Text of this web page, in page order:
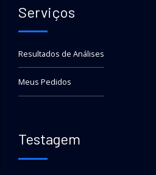
Serviços
Resultados de Análises
Meus Pedidos
Testagem